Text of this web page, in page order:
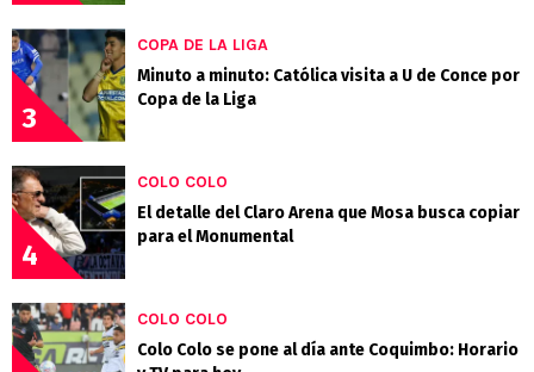
3
COPA DE LA LIGA
Minuto a minuto: Católica visita a U de Conce por
Copa de la Liga
4
COLO COLO
El detalle del Claro Arena que Mosa busca copiar
para el Monumental
COLO COLO
Colo Colo se pone al día ante Coquimbo: Horario